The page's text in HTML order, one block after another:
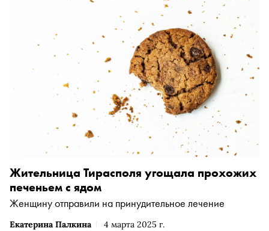
Екатерина Палкина 4 марта 2025 г.
Жительница Тирасполя угощала прохожих
печеньем с ядом
Женщину отправили на принудительное лечение